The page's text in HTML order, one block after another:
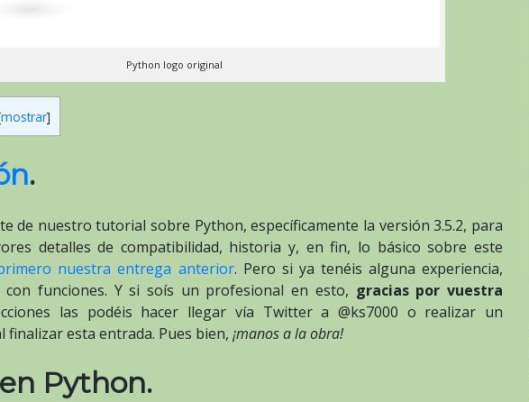
Python logo original
mostrar]
.
de nuestro tutorial sobre Python, específicamente la versión 3.5.2, para
detalles de compatibilidad, historia y, en fin, lo básico sobre este
nuestra entrega anterior. Pero si ya tenéis alguna experiencia,
con funciones. Y si soís un profesional en esto, gracias por vuestra
las podéis hacer llegar vía Twitter a @ks7000 o realizar un
finalizar esta entrada. Pues bien, ¡manos a la obra!
Python.